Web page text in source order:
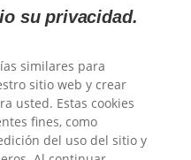
derechos reservados.
su privacidad.
similares para
sitio web y crear
usted. Estas cookies
fines, como
del uso del sitio y